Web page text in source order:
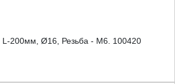
200мм, Ø16, Резьба - M6. 100420